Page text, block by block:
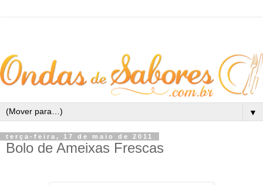
▼
terça-feira, 17 de maio de 2011
Bolo de Ameixas Frescas